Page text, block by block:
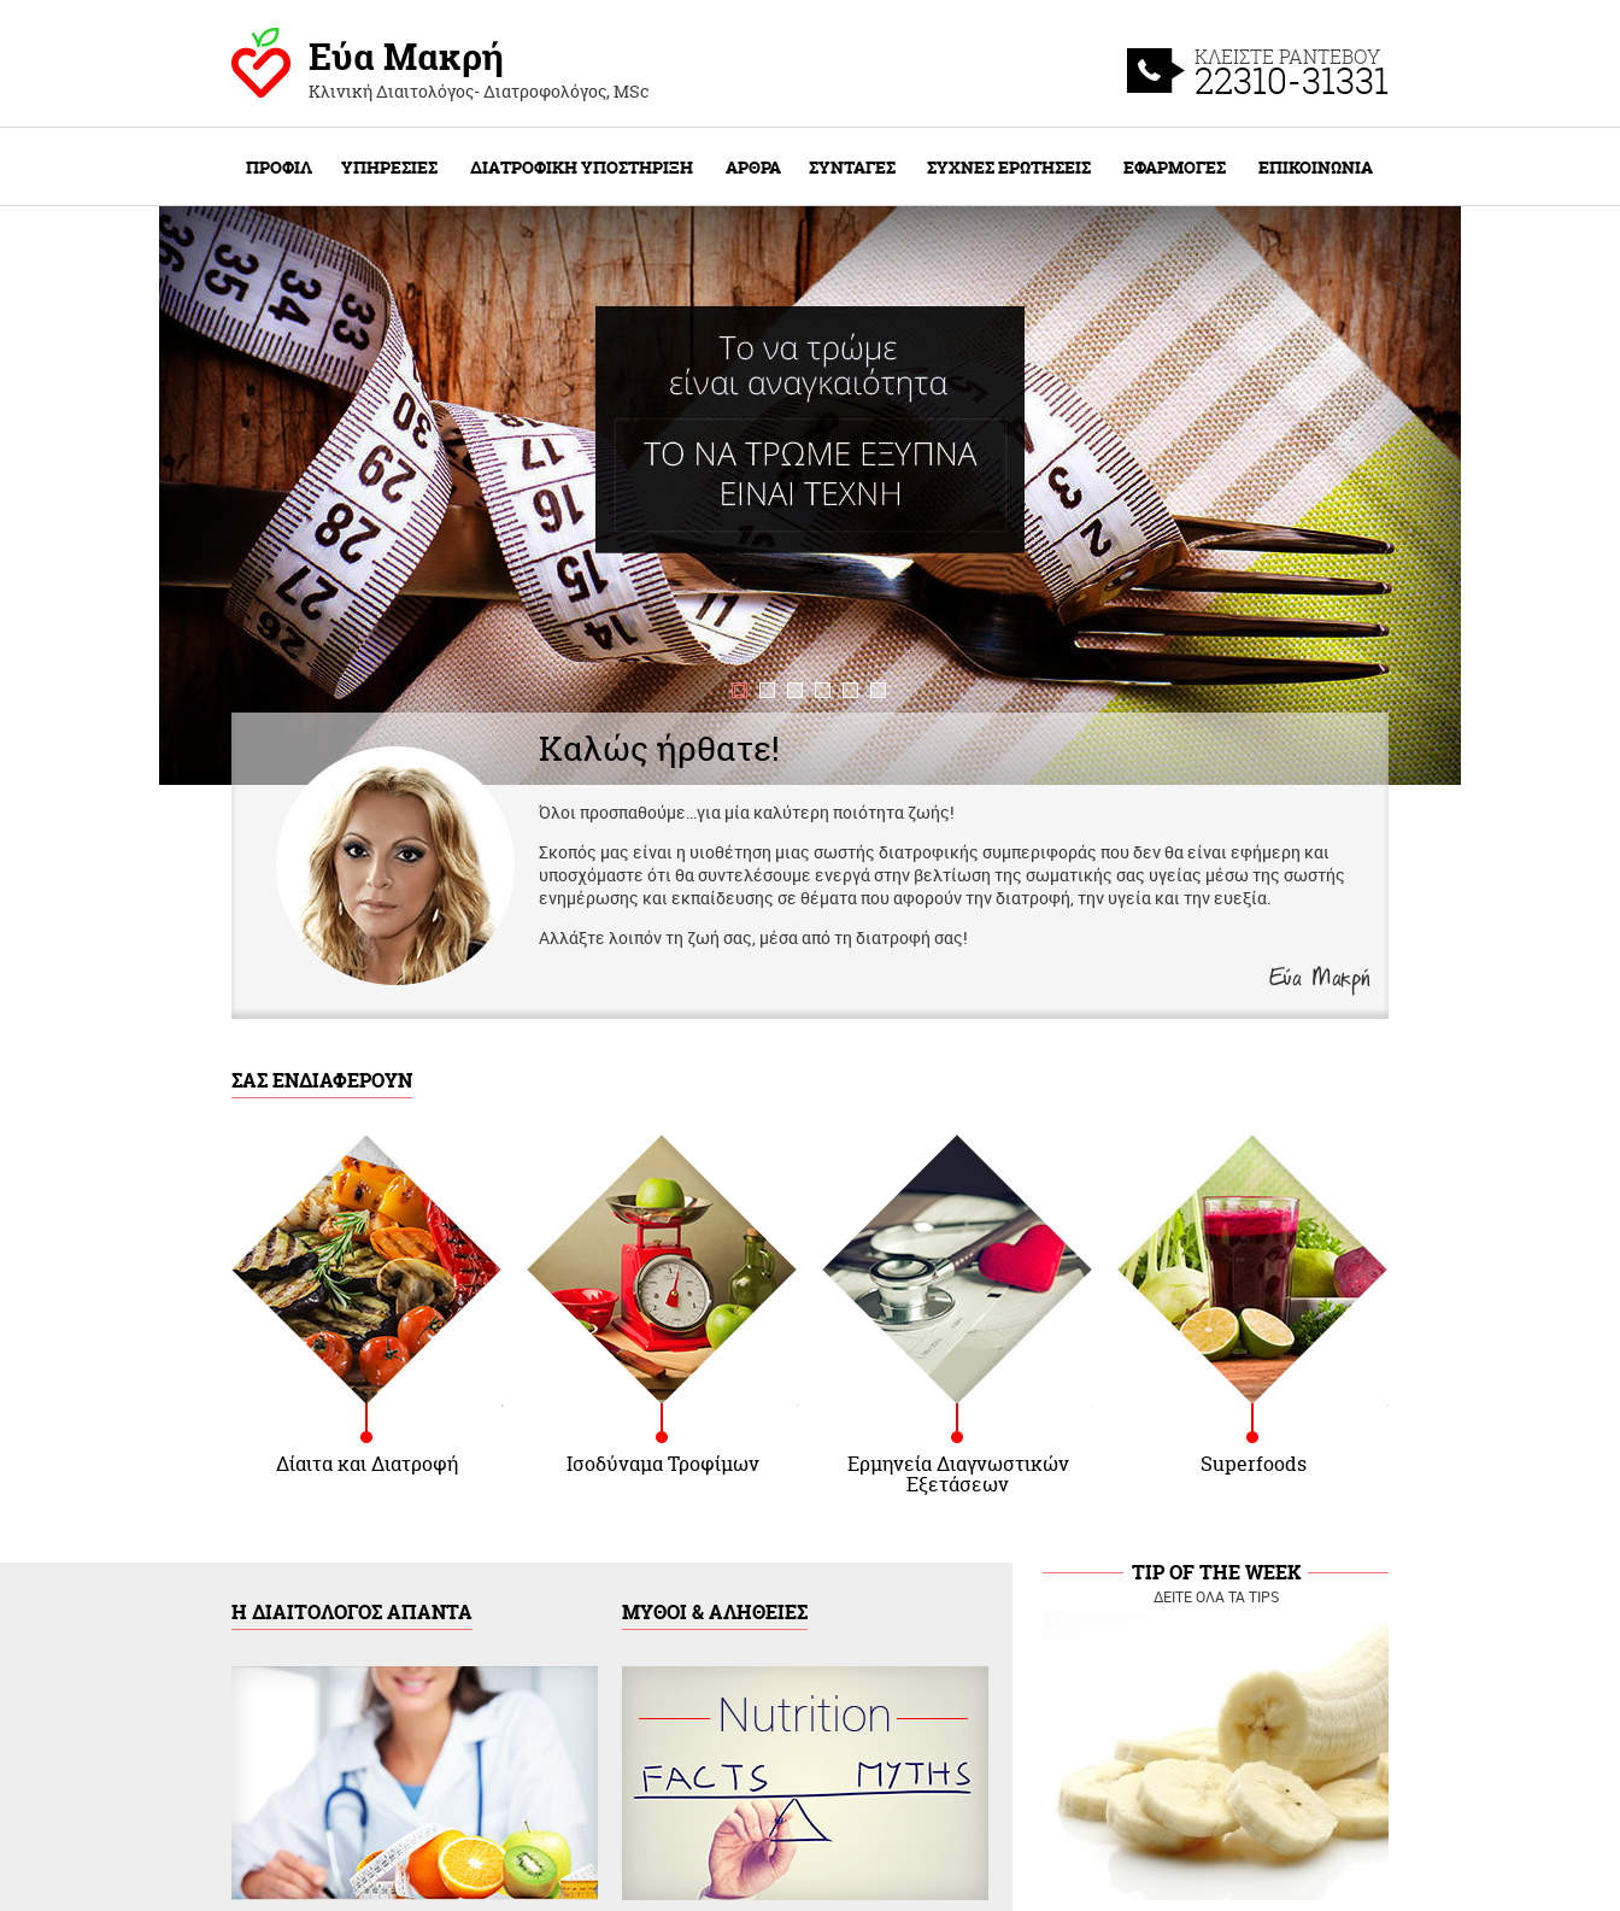
Εύα Μακρή
Κλινική Διαιτολόγος- Διατροφολόγος, ΜSc
ΚΛΕΙΣΤΕ ΡΑΝΤΕΒΟΥ
22310-31331
ΠΡΟΦΙΛ ΥΠΗΡΕΣΙΕΣ ΔΙΑΤΡΟΦΙΚΗ ΥΠΟΣΤΗΡΙΞΗ ΑΡΘΡΑ ΣΥΝΤΑΓΕΣ ΣΥΧΝΕΣ ΕΡΩΤΗΣΕΙΣ ΕΦΑΡΜΟΓΕΣ ΕΠΙΚΟΙΝΩΝΙΑ
Καλώς ήρθατε!
Όλοι προσπαθούμε…για μία καλύτερη ποιότητα ζωής!
Σκοπός μας είναι η υιοθέτηση μιας σωστής διατροφικής συμπεριφοράς που δεν θα είναι εφήμερη και
υποσχόμαστε ότι θα συντελέσουμε ενεργά στην βελτίωση της σωματικής σας υγείας μέσω της σωστής
ενημέρωσης και εκπαίδευσης σε θέματα που αφορούν την διατροφή, την υγεία και την ευεξία.
Αλλάξτε λοιπόν τη ζωή σας, μέσα από τη διατροφή σας!
ΣΑΣ ΕΝΔΙΑΦΕΡΟΥΝ
Δίαιτα και Διατροφή Ισοδύναμα Τροφίμων Ερμηνεία Διαγνωστικών
Εξετάσεων
Superfoods
Η ΔΙΑΙΤΟΛΟΓΟΣ ΑΠΑΝΤΑ ΜΥΘΟΙ & ΑΛΗΘΕΙΕΣ
TIP OF THE WEEK
ΔΕΙΤΕ ΟΛΑ ΤΑ TIPS